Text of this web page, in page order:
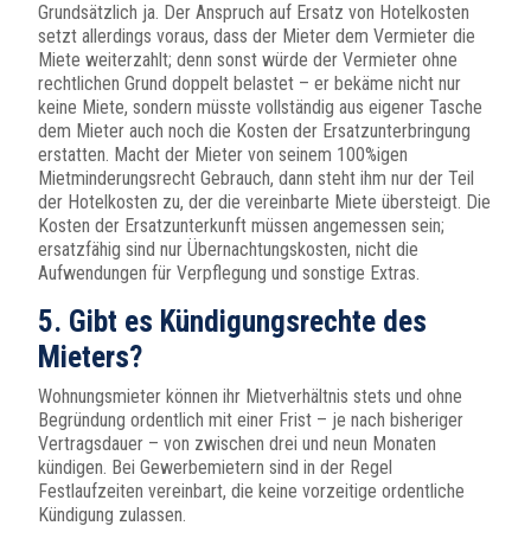
Grundsätzlich ja. Der Anspruch auf Ersatz von Hotelkosten
setzt allerdings voraus, dass der Mieter dem Vermieter die
Miete weiterzahlt; denn sonst würde der Vermieter ohne
rechtlichen Grund doppelt belastet – er bekäme nicht nur
keine Miete, sondern müsste vollständig aus eigener Tasche
dem Mieter auch noch die Kosten der Ersatzunterbringung
erstatten. Macht der Mieter von seinem 100%igen
Mietminderungsrecht Gebrauch, dann steht ihm nur der Teil
der Hotelkosten zu, der die vereinbarte Miete übersteigt. Die
Kosten der Ersatzunterkunft müssen angemessen sein;
ersatzfähig sind nur Übernachtungskosten, nicht die
Aufwendungen für Verpflegung und sonstige Extras.
5. Gibt es Kündigungsrechte des
Mieters?
Wohnungsmieter können ihr Mietverhältnis stets und ohne
Begründung ordentlich mit einer Frist – je nach bisheriger
Vertragsdauer – von zwischen drei und neun Monaten
kündigen. Bei Gewerbemietern sind in der Regel
Festlaufzeiten vereinbart, die keine vorzeitige ordentliche
Kündigung zulassen.